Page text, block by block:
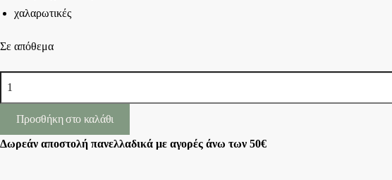
χαλαρωτικές
Σε απόθεμα
Γάλα
Γαϊδούρας,
Προσθήκη στο καλάθι
Δωρεάν αποστολή πανελλαδικά με αγορές άνω των 50€